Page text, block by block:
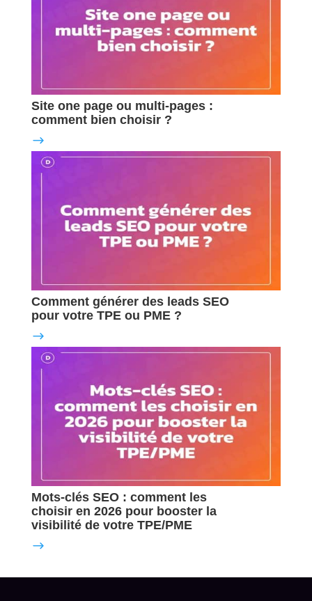
Site one page ou multi-pages :
comment bien choisir ?
Comment générer des leads SEO
pour votre TPE ou PME ?
Mots-clés SEO : comment les
choisir en 2026 pour booster la
visibilité de votre TPE/PME